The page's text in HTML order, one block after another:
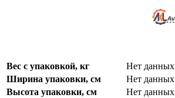
Вес с упаковкой, кг
Нет данных
Ширина упаковки, см
Нет данных
Высота упаковки, см
Нет данных